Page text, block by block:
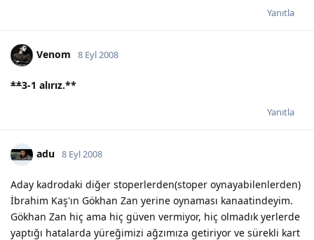
Yanıtla
Venom 8 Eyl 2008
**3-1 alırız.**
Yanıtla
adu 8 Eyl 2008
Aday kadrodaki diğer stoperlerden(stoper oynayabilenlerden)
İbrahim Kaş'ın Gökhan Zan yerine oynaması kanaatindeyim.
Gökhan Zan hiç ama hiç güven vermiyor, hiç olmadık yerlerde
yaptığı hatalarda yüreğimizi ağzımıza getiriyor ve sürekli kart